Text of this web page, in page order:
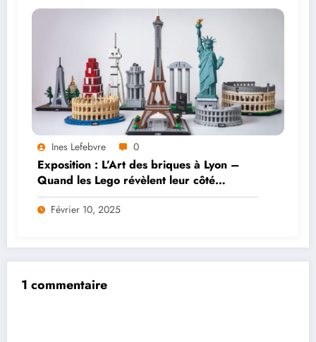
Ines Lefebvre 0
Exposition : L’Art des briques à Lyon –
Quand les Lego révèlent leur côté
artistique pour tous les âges
Février 10, 2025
1 commentaire